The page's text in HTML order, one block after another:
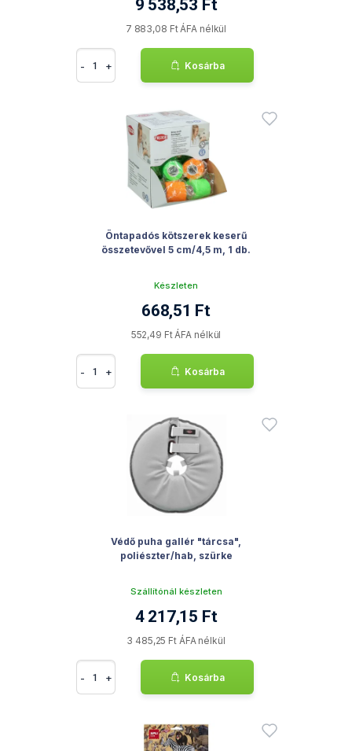
9 538,53 Ft
7 883,08 Ft ÁFA nélkül
- + Kosárba
Öntapadós kötszerek keserű
összetevővel 5 cm/4,5 m, 1 db.
Készleten
668,51 Ft
552,49 Ft ÁFA nélkül
- + Kosárba
Védő puha gallér "tárcsa",
poliészter/hab, szürke
Szállítónál készleten
4 217,15 Ft
3 485,25 Ft ÁFA nélkül
- + Kosárba